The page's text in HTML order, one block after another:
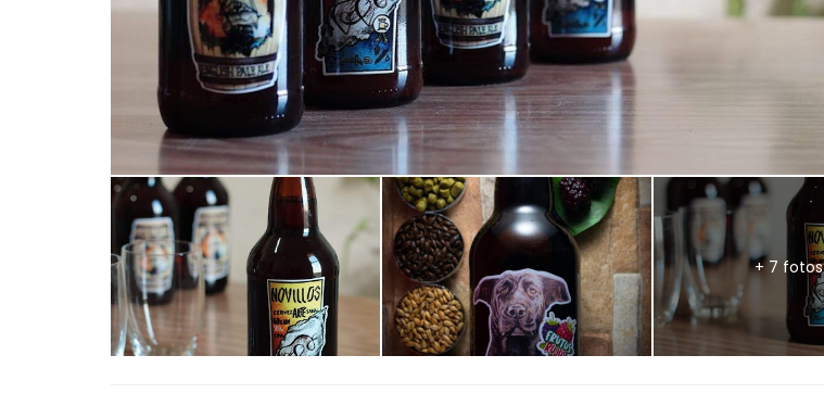
+ 7 fotos